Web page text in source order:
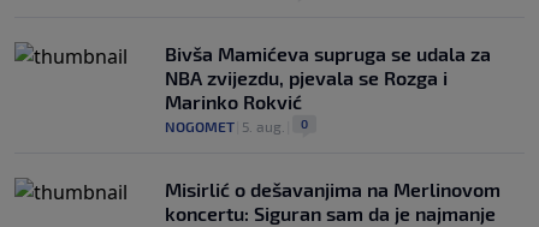
Bivša Mamićeva supruga se udala za
NBA zvijezdu, pjevala se Rozga i
Marinko Rokvić
NOGOMET 5. aug. 0
Misirlić o dešavanjima na Merlinovom
koncertu: Siguran sam da je najmanje